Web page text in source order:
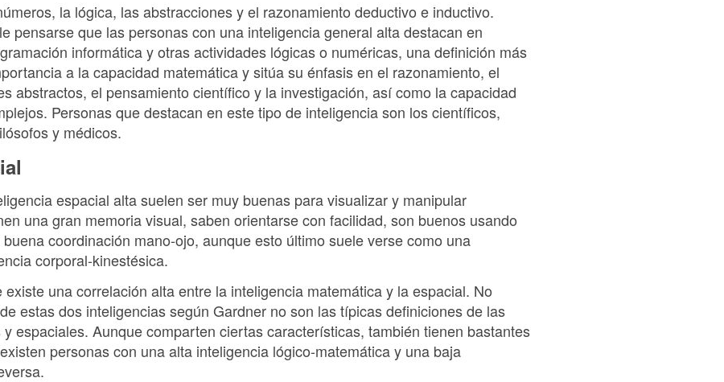
la lógica, las abstracciones y el razonamiento deductivo e inductivo.
pensarse que las personas con una inteligencia general alta destacan en
informática y otras actividades lógicas o numéricas, una definición más
a la capacidad matemática y sitúa su énfasis en el razonamiento, el
abstractos, el pensamiento científico y la investigación, así como la capacidad
Personas que destacan en este tipo de inteligencia son los científicos,
y médicos.
espacial alta suelen ser muy buenas para visualizar y manipular
una gran memoria visual, saben orientarse con facilidad, son buenos usando
coordinación mano-ojo, aunque esto último suele verse como una
corporal-kinestésica.
una correlación alta entre la inteligencia matemática y la espacial. No
estas dos inteligencias según Gardner no son las típicas definiciones de las
espaciales. Aunque comparten ciertas características, también tienen bastantes
personas con una alta inteligencia lógico-matemática y una baja